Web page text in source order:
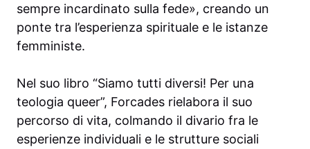
sempre incardinato sulla fede», creando un
ponte tra l’esperienza spirituale e le istanze
femministe.
Nel suo libro “Siamo tutti diversi! Per una
teologia queer”, Forcades rielabora il suo
percorso di vita, colmando il divario fra le
esperienze individuali e le strutture sociali